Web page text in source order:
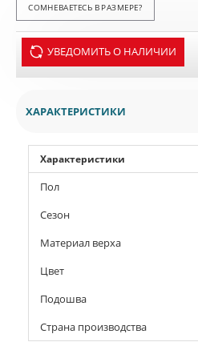
УВЕДОМИТЬ О НАЛИЧИИ
ХАРАКТЕРИСТИКИ
Характеристики
Пол
Сезон
Материал верха
Цвет
Подошва
Страна производства
СОМНЕВАЕТЕСЬ В РАЗМЕРЕ?